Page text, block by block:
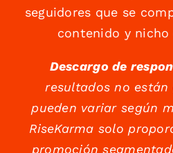
seguidores que se
contenido y nicho
Descargo de
resultados no
pueden variar según
RiseKarma solo
promoción